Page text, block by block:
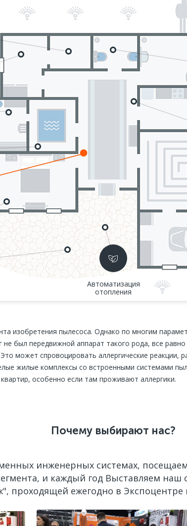
Автоматизация
отопления
изобретения пылесоса. Однако по многим
был передвижной аппарат такого рода, все
может спровоцировать аллергические реакции,
жилые комплексы со встроенными системами
особенно если там проживают аллергики.
– это шланг, который используется для всасывания
монтаж современных встраиваемых
Почему выбирают нас?
инженерных системах,
и каждый год Выставляем наш
проходящей ежегодно в Экспоцентре